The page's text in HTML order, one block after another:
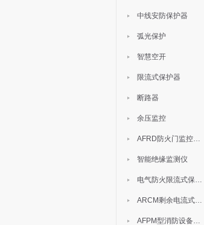
中线安防保护器
弧光保护
智慧空开
限流式保护器
断路器
余压监控
AFRD防火门监控模块
智能绝缘监测仪
电气防火限流式保护器
ARCM剩余电流式电气火灾监控装置
AFPM型消防设备电源监控系统